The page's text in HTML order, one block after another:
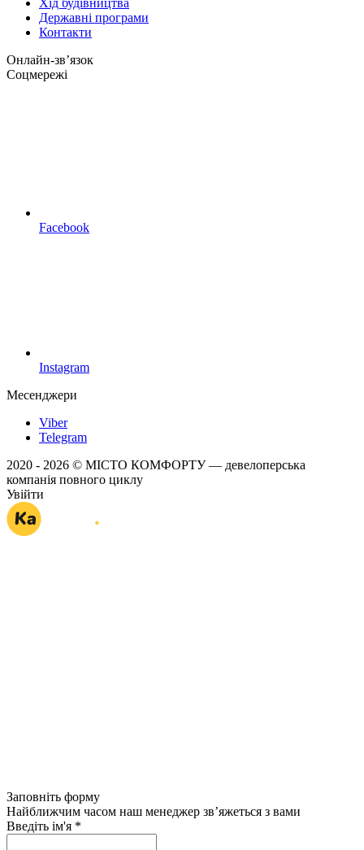
Хід будівництва
Державні програми
Контакти
Онлайн-звʼязок
Соцмережі
Facebook
Instagram
Месенджери
Viber
Telegram
2020 - 2026 © МІСТО КОМФОРТУ — девелоперська
компанія повного циклу
Увійти
Заповніть форму
Найближчим часом наш менеджер зв’яжеться з вами
Введіть ім'я *